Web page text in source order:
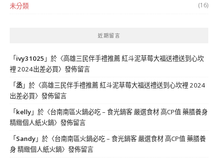
未分類 (16)
近期留言
「ivy31025 」於〈高雄三民伴手禮推薦 紅斗泥草莓大福送禮送到心坎
裡 2024出差必買〉發佈留言
「丞」於〈高雄三民伴手禮推薦 紅斗泥草莓大福送禮送到心坎裡 2024
出差必買〉發佈留言
「kelly」於〈台南南區火鍋必吃 – 食光鍋客 嚴選食材 高CP值 藥膳養身
精緻個人紙火鍋〉發佈留言
「Sandy」於〈台南南區火鍋必吃 – 食光鍋客 嚴選食材 高CP值 藥膳養
身 精緻個人紙火鍋〉發佈留言